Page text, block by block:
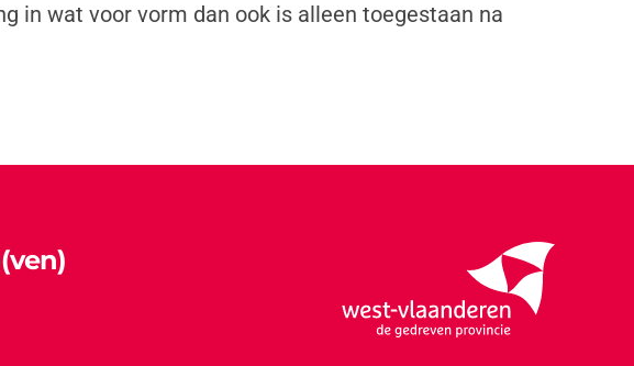
in wat voor vorm dan ook is alleen toegestaan na